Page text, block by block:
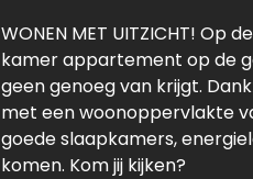
WONEN MET UITZICHT! Op
kamer appartement op de
geen genoeg van krijgt.
met een woonoppervlakte
goede slaapkamers,
komen. Kom jij kijken?